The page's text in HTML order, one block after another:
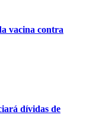
vacina contra
dívidas de